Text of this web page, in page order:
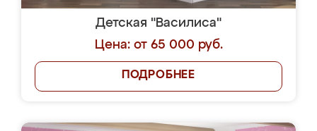
Детская "Василиса"
Цена: от 65 000 руб.
ПОДРОБНЕЕ